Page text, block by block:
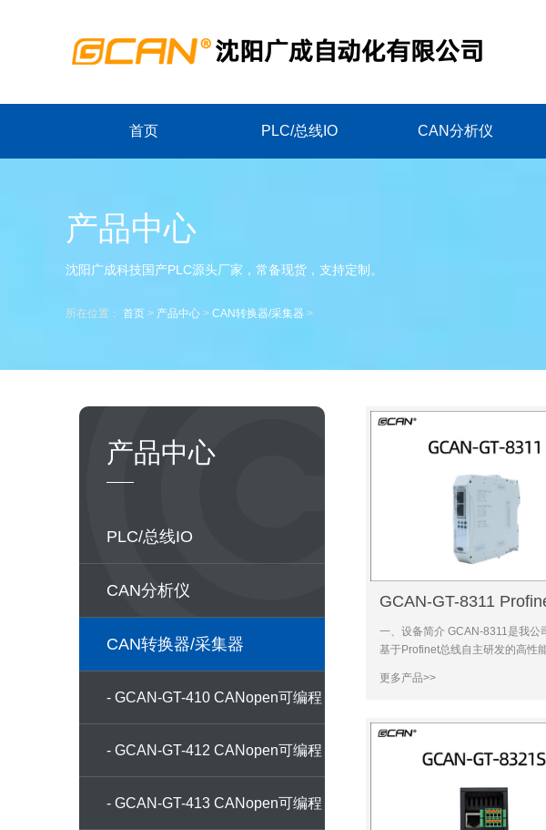
首页 PLC/总线IO CAN分析仪
产品中心
沈阳广成科技国产PLC源头厂家，常备现货，支持定制。
所在位置： 首页 > 产品中心 > CAN转换器/采集器 >
产品中心
PLC/总线IO
CAN分析仪
CAN转换器/采集器
- GCAN-GT-410 CANopen可编程
网关
- GCAN-GT-412 CANopen可编程
网关
- GCAN-GT-413 CANopen可编程
GCAN-GT-8311
一、设备简介 GCAN-8311是我公
基于Profinet总线自主研发的高性
200SMART、1200、1500、300
Profinet总
更多产品>>